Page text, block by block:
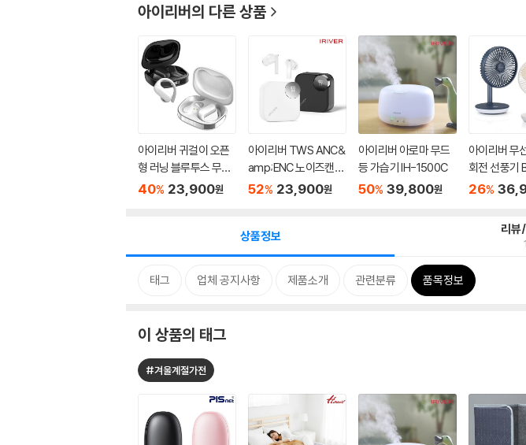
아이리버의 다른 상품
아이리버 귀걸이 오픈
형 러닝 블루투스 무선
이어...
40% 23,900원
아이리버 TWS ANC&
amp;ENC 노이즈캔슬
링 블루투스 무...
52% 23,900원
아이리버 아로마 무드
등 가습기 IH-1500C
50% 39,800원
아이리버 무
회전 선풍기
터 DF-...
26%
상품정보 리뷰
태그 업체 공지사항 제품소개 관련분류 품목정보
이 상품의 태그
#겨울계절가전